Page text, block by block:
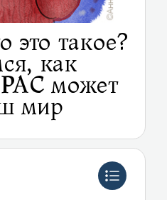
это такое?
как
может
мир